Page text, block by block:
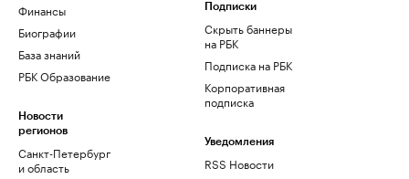
Финансы
Биографии
База знаний
РБК Образование
Новости
регионов
Санкт-Петербург
и область
Подписки
Скрыть баннеры
на РБК
Подписка на РБК
Корпоративная
подписка
Уведомления
RSS Новости